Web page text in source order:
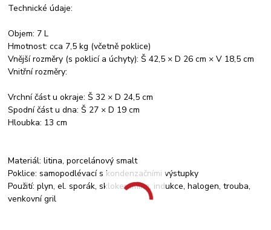
Technické údaje:
Objem: 7 L
Hmotnost: cca 7,5 kg (včetně poklice)
Vnější rozměry (s poklicí a úchyty): Š 42,5 × D 26 cm × V 18,5 cm
Vnitřní rozměry:
Vrchní část u okraje: Š 32 × D 24,5 cm
Spodní část u dna: Š 27 × D 19 cm
Hloubka: 13 cm
Materiál: litina, porcelánový smalt
Poklice: samopodlévací s kondenzačními výstupky
Použití: plyn, el. sporák, sklokeramika, indukce, halogen, trouba,
venkovní gril